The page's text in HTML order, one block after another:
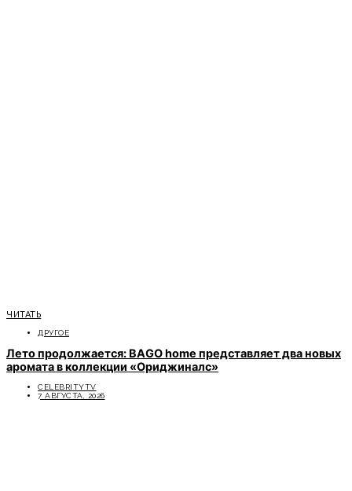
ЧИТАТЬ
ДРУГОЕ
Лето продолжается: BAGO home представляет два новых
аромата в коллекции «Ориджиналс»
CELEBRITYTV
7 АВГУСТА, 2026